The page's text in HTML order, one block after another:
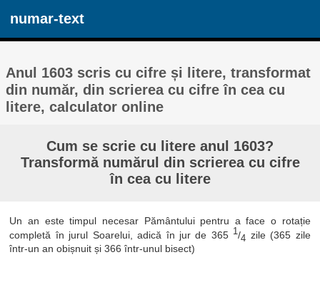
numar-text
Anul 1603 scris cu cifre și litere, transformat
din număr, din scrierea cu cifre în cea cu
litere, calculator online
Cum se scrie cu litere anul 1603?
Transformă numărul din scrierea cu cifre
în cea cu litere
Un an este timpul necesar Pământului pentru a face o rotație
completă în jurul Soarelui, adică în jur de 365 1 /4 zile (365 zile
într-un an obișnuit și 366 într-unul bisect)